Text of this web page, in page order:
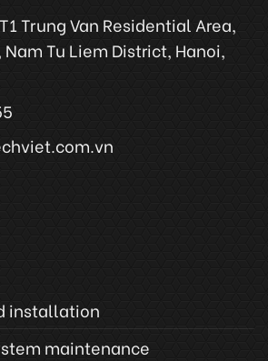
Trung Van Residential Area,
Nam Tu Liem District, Hanoi,
installation
maintenance